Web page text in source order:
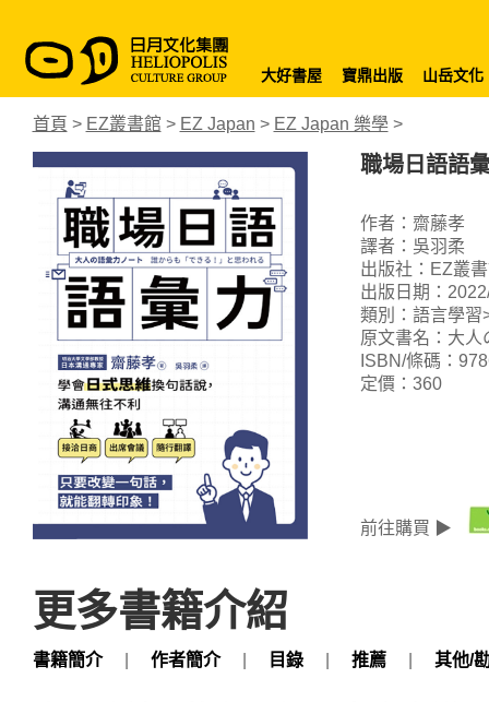
大好書屋 寶鼎出版 山岳文化
首頁 > EZ叢書館 > EZ Japan > EZ Japan 樂學>
職場日語語
作者：齋藤孝
譯者：吳羽柔
出版社：EZ叢
出版日期：
類別：語言學習
原文書名：大人
ISBN/條碼：
定價：360
前往購買 ▶
更多書籍介紹
書籍簡介 作者簡介 目錄 推薦 其他/